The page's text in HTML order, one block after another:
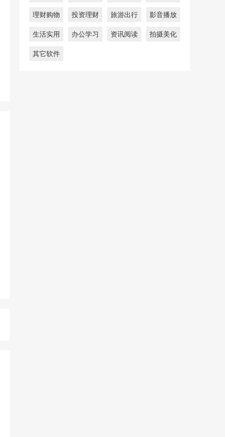
理财购物 投资理财 旅游出行 影音播放
生活实用 办公学习 资讯阅读 拍摄美化
其它软件